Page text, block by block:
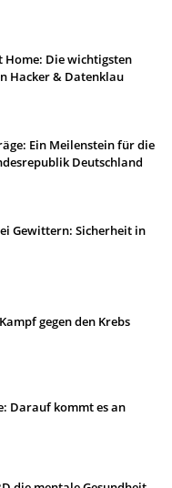
Home: Die wichtigsten
Hacker & Datenklau
Ein Meilenstein für die
Deutschland
Gewittern: Sicherheit in
gegen den Krebs
Darauf kommt es an